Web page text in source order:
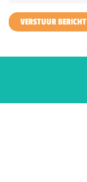
VERSTUUR BERICHT